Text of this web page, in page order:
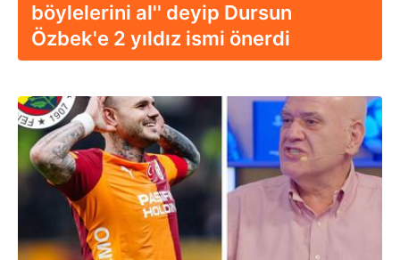
böylelerini al'' deyip Dursun
Özbek'e 2 yıldız ismi önerdi
07.07.2026